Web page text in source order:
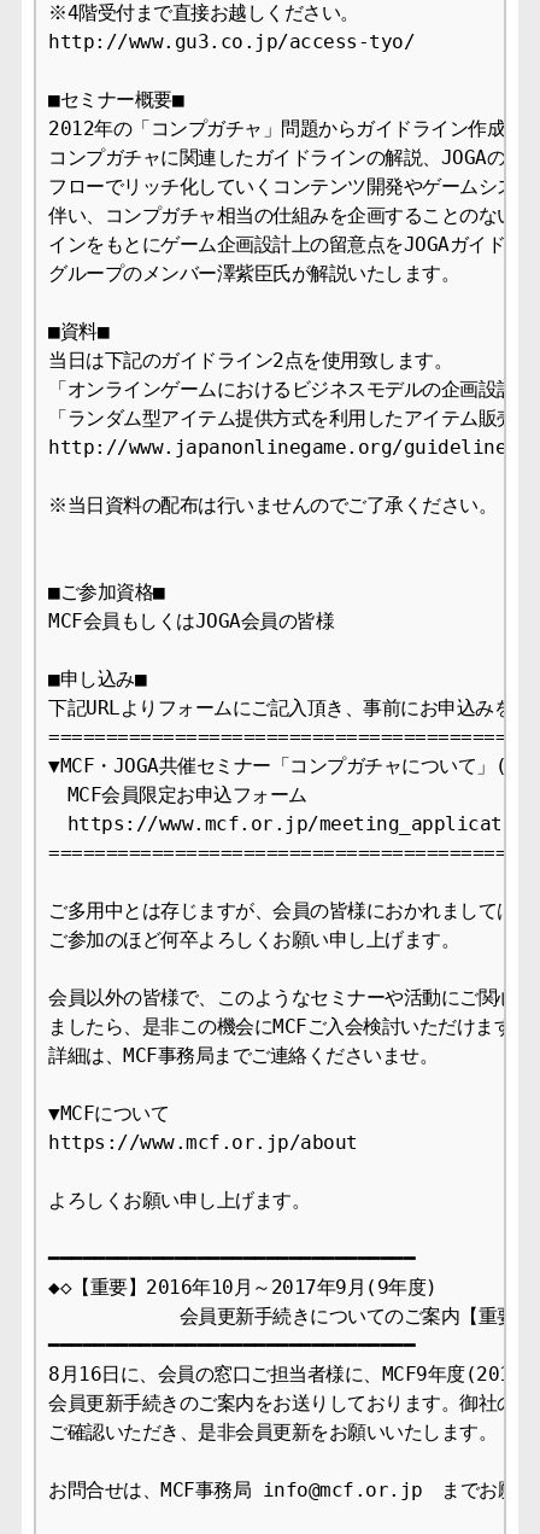
※4階受付まで直接お越しください。
http://www.gu3.co.jp/access-tyo/
■セミナー概要■
2012年の「コンプガチャ」問題からガイドライン作成の
コンプガチャに関連したガイドラインの解説、JOGAの取
フローでリッチ化していくコンテンツ開発やゲームシス
伴い、コンプガチャ相当の仕組みを企画することのない
インをもとにゲーム企画設計上の留意点をJOGAガイドラ
グループのメンバー澤紫臣氏が解説いたします。
■資料■
当日は下記のガイドライン2点を使用致します。
「オンラインゲームにおけるビジネスモデルの企画設計
「ランダム型アイテム提供方式を利用したアイテム販売
http://www.japanonlinegame.org/
※当日資料の配布は行いませんのでご了承ください。
■ご参加資格■
MCF会員もしくはJOGA会員の皆様
■申し込み■
下記URLよりフォームにご記入頂き、事前にお申込みをお
▼MCF・JOGA共催セミナー「コンプガチャについて」
MCF会員限定お申込フォーム
https://www.mcf.or.jp/meeting_application
ご多用中とは存じますが、会員の皆様におかれましては、
ご参加のほど何卒よろしくお願い申し上げます。
会員以外の皆様で、このようなセミナーや活動にご関心
ましたら、是非この機会にMCFご入会検討いただけますと
詳細は、MCF事務局までご連絡くださいませ。
▼MCFについて
https://www.mcf.or.jp/about
よろしくお願い申し上げます。
━━━━━━━━━━━━━━━━━━━━━━━━━━━━━━━━
◆◇【重要】2016年10月～2017年9月(9年度)
会員更新手続きについてのご案内【重要】
━━━━━━━━━━━━━━━━━━━━━━━━━━━━━━━━
8月16日に、会員の窓口ご担当者様に、MCF9年度(2016
会員更新手続きのご案内をお送りしております。御社のご
ご確認いただき、是非会員更新をお願いいたします。
お問合せは、MCF事務局 info@mcf.or.jp　までお願い